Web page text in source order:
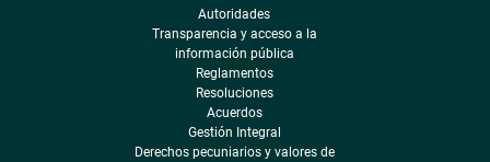
Autoridades
Transparencia y acceso a la
información pública
Reglamentos
Resoluciones
Acuerdos
Gestión Integral
Derechos pecuniarios y valores de